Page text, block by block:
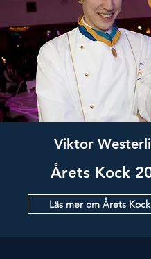
Viktor
Årets Kock
Läs mer om Årets